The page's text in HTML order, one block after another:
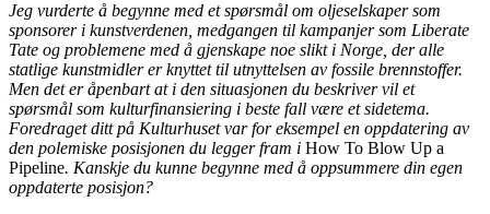
Jeg vurderte å begynne med et spørsmål om oljeselskaper som
sponsorer i kunstverdenen, medgangen til kampanjer som Liberate
Tate og problemene med å gjenskape noe slikt i Norge, der alle
statlige kunstmidler er knyttet til utnyttelsen av fossile brennstoffer.
Men det er åpenbart at i den situasjonen du beskriver vil et
spørsmål som kulturfinansiering i beste fall være et sidetema.
Foredraget ditt på Kulturhuset var for eksempel en oppdatering av
den polemiske posisjonen du legger fram i How To Blow Up a
Pipeline. Kanskje du kunne begynne med å oppsummere din egen
oppdaterte posisjon?